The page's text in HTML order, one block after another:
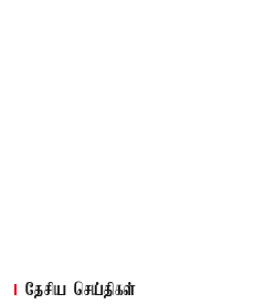
தேசிய செய்திகள்